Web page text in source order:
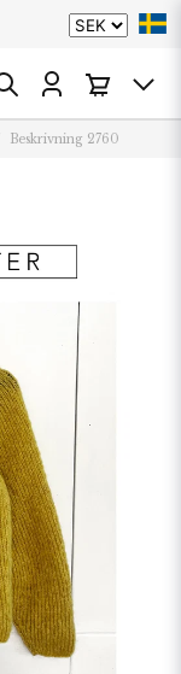
Beskrivning 2760